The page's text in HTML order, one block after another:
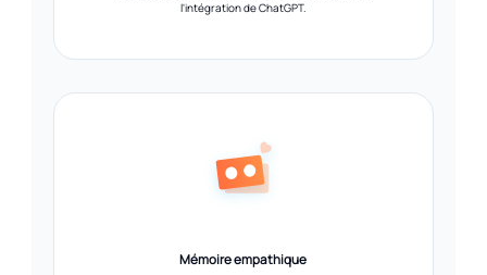
l'intégration de ChatGPT.
Mémoire empathique